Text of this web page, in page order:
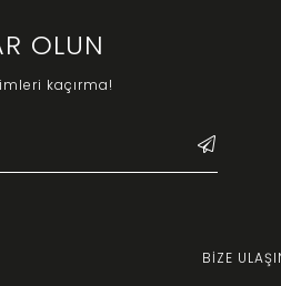
OLUN
kaçırma!
BİZE